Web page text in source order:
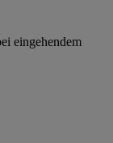
eingehendem